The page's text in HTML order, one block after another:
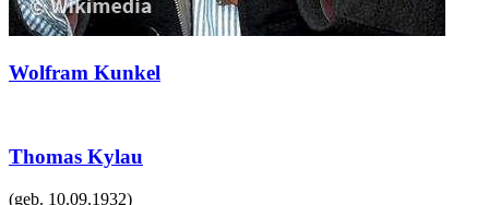
Wolfram Kunkel
Thomas Kylau
(geb. 10.09.1932)